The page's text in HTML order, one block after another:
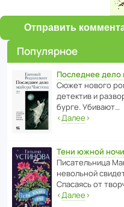
Отправить
Популярное
Последнее дело
Сюжет нового
дете­ктив и
бурге. Убивают…
‹Далее›
Тени южной ночи
Писа­тель­ница
невольной
Спасаясь от
‹Далее›